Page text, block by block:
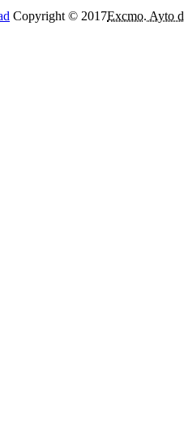
Copyright © 2017Excmo. Ayto